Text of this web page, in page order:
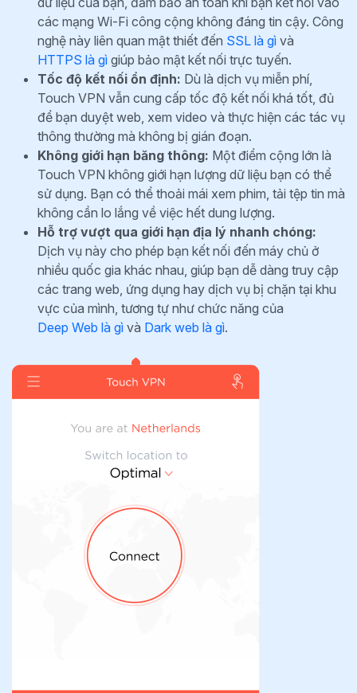
các mạng Wi-Fi công cộng không đáng tin cậy. Công
nghệ này liên quan mật thiết đến SSL là gì và
HTTPS là gì giúp bảo mật kết nối trực tuyến.
Tốc độ kết nối ổn định: Dù là dịch vụ miễn phí,
Touch VPN vẫn cung cấp tốc độ kết nối khá tốt, đủ
để bạn duyệt web, xem video và thực hiện các tác vụ
thông thường mà không bị gián đoạn.
Không giới hạn băng thông: Một điểm cộng lớn là
Touch VPN không giới hạn lượng dữ liệu bạn có thể
sử dụng. Bạn có thể thoải mái xem phim, tải tệp tin mà
không cần lo lắng về việc hết dung lượng.
Hỗ trợ vượt qua giới hạn địa lý nhanh chóng:
Dịch vụ này cho phép bạn kết nối đến máy chủ ở
nhiều quốc gia khác nhau, giúp bạn dễ dàng truy cập
các trang web, ứng dụng hay dịch vụ bị chặn tại khu
vực của mình, tương tự như chức năng của
Deep Web là gì và Dark web là gì.